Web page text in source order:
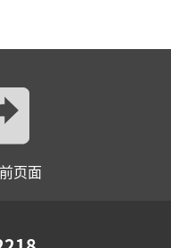
页面